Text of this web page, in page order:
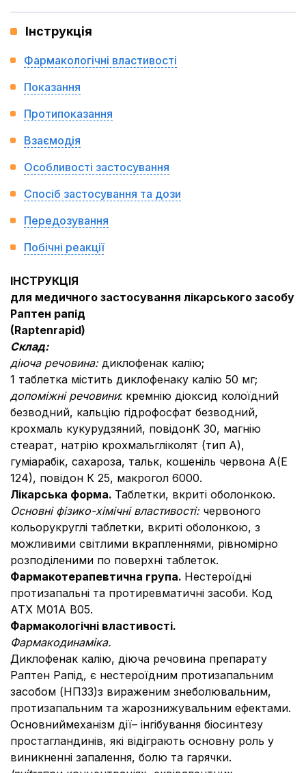
Інструкція
Фармакологічні властивості
Показання
Протипоказання
Взаємодія
Особливості застосування
Спосіб застосування та дози
Передозування
Побічні реакції
ІНСТРУКЦІЯ
для медичного застосування лікарського засобу
Раптен рапід
(Raptenrapid)
Склад:
діюча речовина: диклофенак калію;
1 таблетка містить диклофенаку калію 50 мг;
допоміжні речовини: кремнію діоксид колоїдний
безводний, кальцію гідрофосфат безводний,
крохмаль кукурудзяний, повідонK 30, магнію
стеарат, натрію крохмальгліколят (тип А),
гуміарабік, сахароза, тальк, кошеніль червона А(Е
124), повідон К 25, макрогол 6000.
Лікарська форма. Таблетки, вкриті оболонкою.
Основні фізико-хімічні властивості: червоного
кольорукруглі таблетки, вкриті оболонкою, з
можливими світлими вкрапленнями, рівномірно
розподіленими по поверхні таблеток.
Фармакотерапевтична група. Нестероїдні
протизапальні та протиревматичні засоби. Код
АТХ М01А В05.
Фармакологічні властивості.
Фармакодинаміка.
Диклофенак калію, діюча речовина препарату
Раптен Рапід, є нестероїдним протизапальним
засобом (НПЗЗ)з вираженим знеболювальним,
протизапальним та жарознижувальним ефектами.
Основниймеханізм дії– інгібування біосинтезу
простагландинів, які відіграють основну роль у
виникненні запалення, болю та гарячки.